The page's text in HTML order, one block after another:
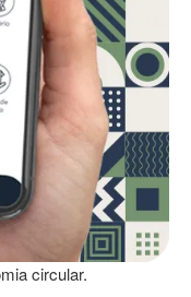
regiões do Brasil. A
para ajudar
para descartar
na Plataforma
pela logística
dos
de resíduos,
coletados em novos
circular​.